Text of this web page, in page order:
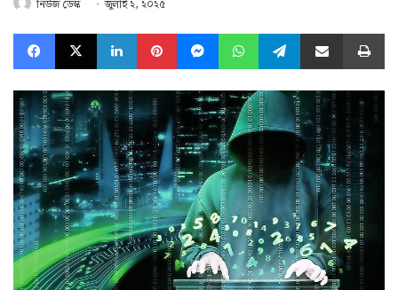
নিউজ ডেস্ক জুলাই ২, ২০২৫
Facebook
X LinkedInPinterestMessengerWhatsAppTelegramShare via Email